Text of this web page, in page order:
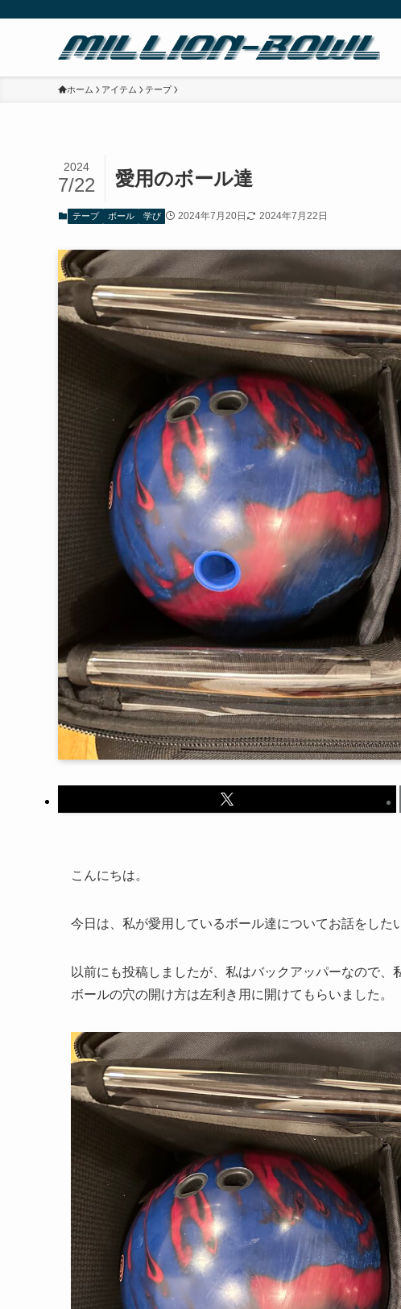
ホーム アイテム テープ
愛用のボール達
2024
7/22
テープ ボール 学び 2024年7月20日 2024年7月22日
こんにちは。
今日は、私が愛用しているボール達についてお話をした
以前にも投稿しましたが、私はバックアッパーなので、
ボールの穴の開け方は左利き用に開けてもらいました。